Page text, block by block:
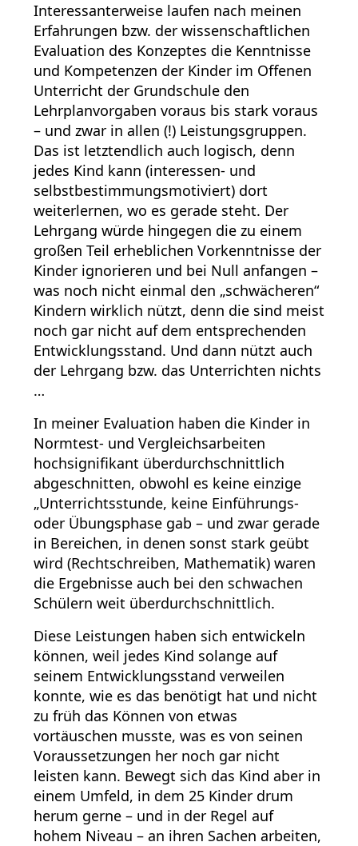
Interessanterweise laufen nach meinen
Erfahrungen bzw. der wissenschaftlichen
Evaluation des Konzeptes die Kenntnisse
und Kompetenzen der Kinder im Offenen
Unterricht der Grundschule den
Lehrplanvorgaben voraus bis stark voraus
– und zwar in allen (!) Leistungsgruppen.
Das ist letztendlich auch logisch, denn
jedes Kind kann (interessen- und
selbstbestimmungsmotiviert) dort
weiterlernen, wo es gerade steht. Der
Lehrgang würde hingegen die zu einem
großen Teil erheblichen Vorkenntnisse der
Kinder ignorieren und bei Null anfangen –
was noch nicht einmal den „schwächeren“
Kindern wirklich nützt, denn die sind meist
noch gar nicht auf dem entsprechenden
Entwicklungsstand. Und dann nützt auch
der Lehrgang bzw. das Unterrichten nichts
…
In meiner Evaluation haben die Kinder in
Normtest- und Vergleichsarbeiten
hochsignifikant überdurchschnittlich
abgeschnitten, obwohl es keine einzige
„Unterrichtsstunde, keine Einführungs-
oder Übungsphase gab – und zwar gerade
in Bereichen, in denen sonst stark geübt
wird (Rechtschreiben, Mathematik) waren
die Ergebnisse auch bei den schwachen
Schülern weit überdurchschnittlich.
Diese Leistungen haben sich entwickeln
können, weil jedes Kind solange auf
seinem Entwicklungsstand verweilen
konnte, wie es das benötigt hat und nicht
zu früh das Können von etwas
vortäuschen musste, was es von seinen
Voraussetzungen her noch gar nicht
leisten kann. Bewegt sich das Kind aber in
einem Umfeld, in dem 25 Kinder drum
herum gerne – und in der Regel auf
hohem Niveau – an ihren Sachen arbeiten,